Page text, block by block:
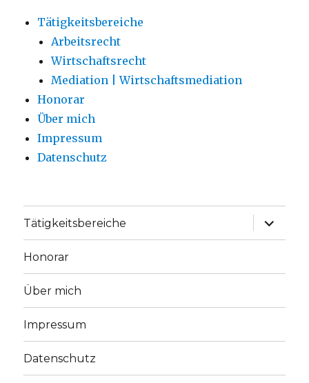
Tätigkeitsbereiche
Arbeitsrecht
Wirtschaftsrecht
Mediation | Wirtschaftsmediation
Honorar
Über mich
Impressum
Datenschutz
Tätigkeitsbereiche
Honorar
Über mich
Impressum
Datenschutz